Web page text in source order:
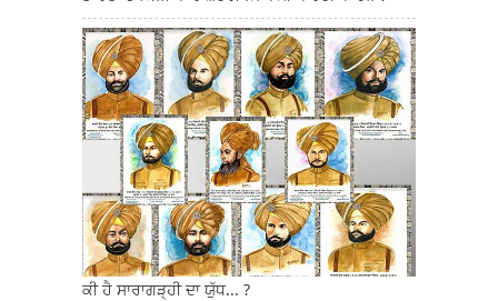
ਕੀ ਹੈ ਸਾਰਾਗੜ੍ਹੀ ਦਾ ਯੁੱਧ... ?